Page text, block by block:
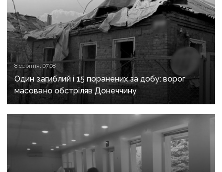
8 серпня, 07:08
Один загиблий і 15 поранених за добу: ворог
масовано обстріляв Донеччину